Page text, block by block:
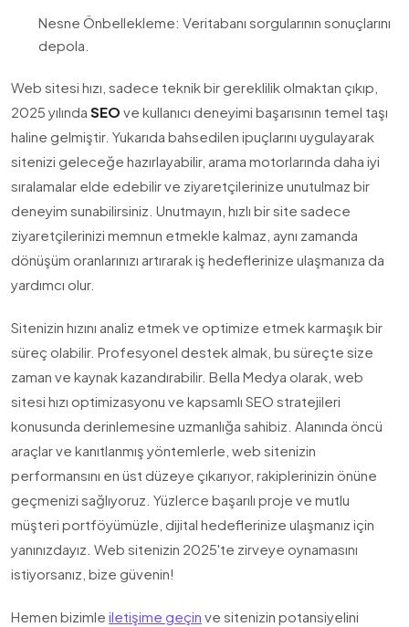
Nesne Önbellekleme: Veritabanı sorgularının sonuçlarını
depola.
Web sitesi hızı, sadece teknik bir gereklilik olmaktan çıkıp,
2025 yılında SEO ve kullanıcı deneyimi başarısının temel taşı
haline gelmiştir. Yukarıda bahsedilen ipuçlarını uygulayarak
sitenizi geleceğe hazırlayabilir, arama motorlarında daha iyi
sıralamalar elde edebilir ve ziyaretçilerinize unutulmaz bir
deneyim sunabilirsiniz. Unutmayın, hızlı bir site sadece
ziyaretçilerinizi memnun etmekle kalmaz, aynı zamanda
dönüşüm oranlarınızı artırarak iş hedeflerinize ulaşmanıza da
yardımcı olur.
Sitenizin hızını analiz etmek ve optimize etmek karmaşık bir
süreç olabilir. Profesyonel destek almak, bu süreçte size
zaman ve kaynak kazandırabilir. Bella Medya olarak, web
sitesi hızı optimizasyonu ve kapsamlı SEO stratejileri
konusunda derinlemesine uzmanlığa sahibiz. Alanında öncü
araçlar ve kanıtlanmış yöntemlerle, web sitenizin
performansını en üst düzeye çıkarıyor, rakiplerinizin önüne
geçmenizi sağlıyoruz. Yüzlerce başarılı proje ve mutlu
müşteri portföyümüzle, dijital hedeflerinize ulaşmanız için
yanınızdayız. Web sitenizin 2025'te zirveye oynamasını
istiyorsanız, bize güvenin!
Hemen bizimle iletişime geçin ve sitenizin potansiyelini